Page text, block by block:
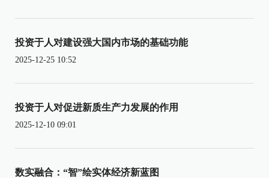
投资于人对建设强大国内市场的基础功能
2025-12-25 10:52
投资于人对促进新质生产力发展的作用
2025-12-10 09:01
数实融合：“智”绘实体经济新蓝图